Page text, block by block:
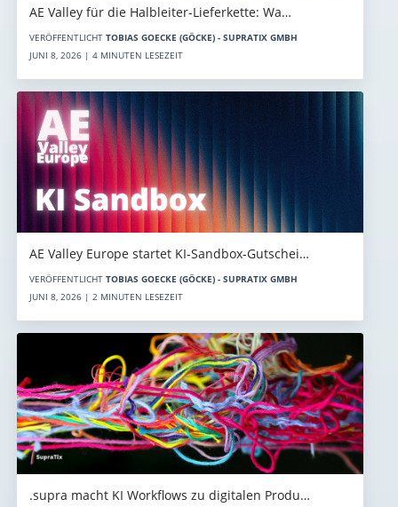
AE Valley für die Halbleiter-Lieferkette: Wa…
VERÖFFENTLICHT TOBIAS GOECKE (GÖCKE) - SUPRATIX GMBH
JUNI 8, 2026 | 4 MINUTEN LESEZEIT
AE Valley Europe startet KI-Sandbox-Gutschei…
VERÖFFENTLICHT TOBIAS GOECKE (GÖCKE) - SUPRATIX GMBH
JUNI 8, 2026 | 2 MINUTEN LESEZEIT
.supra macht KI Workflows zu digitalen Produ…